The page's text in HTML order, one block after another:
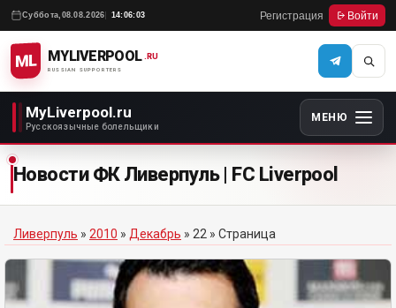
Суббота, 08.08.2026 14:06:03 Регистрация Войти
ML MYLIVERPOOL
RUSSIAN SUPPORTERS
.RU
MyLiverpool.ru
Русскоязычные болельщики
МЕНЮ
Новости ФК Ливерпуль | FC Liverpool
Ливерпуль » 2010 » Декабрь » 22 » Страница